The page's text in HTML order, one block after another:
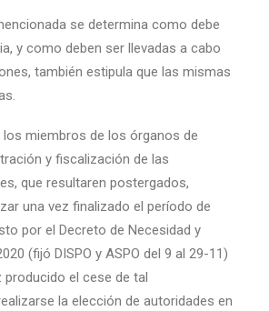
se determina como debe
y como deben ser llevadas a cabo
también estipula que las mismas
miembros de los órganos de
y fiscalización de las
que resultaren postergados,
una vez finalizado el período de
por el Decreto de Necesidad y
(fijó DISPO y ASPO del 9 al 29-11)
producido el cese de tal
la elección de autoridades en